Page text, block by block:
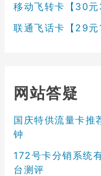
移动飞转卡【30
联通飞话卡【29
网站答疑
国庆特供流量卡
钟
172号卡分销系统
台测评